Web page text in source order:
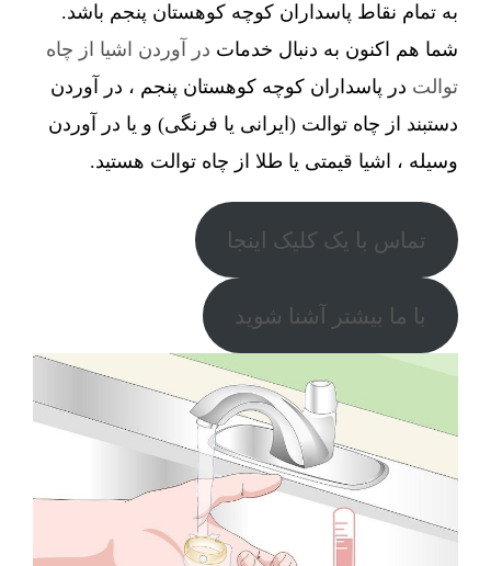
به تمام نقاط پاسداران کوچه کوهستان پنجم باشد.
شما هم اکنون به دنبال خدمات در آوردن اشیا از چاه
توالت در پاسداران کوچه کوهستان پنجم ، در آوردن
دستبند از چاه توالت (ایرانی یا فرنگی) و یا در آوردن
وسیله ، اشیا قیمتی یا طلا از چاه توالت هستید.
تماس با یک کلیک اینجا
با ما بیشتر آشنا شوید